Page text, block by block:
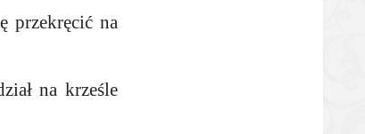
przekręcić na
na krześle